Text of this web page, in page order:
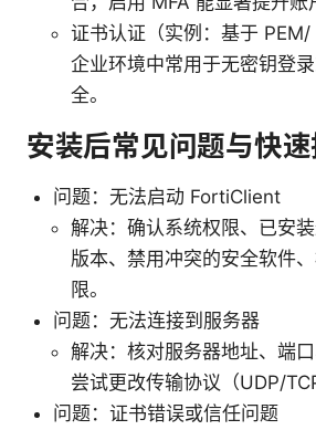
证书认证（实例：基于 PEM/
企业环境中常用于无密钥登
全。
安装后常见问题与快
问题：无法启动 FortiClient
解决：确认系统权限、已安
版本、禁用冲突的安全软件
限。
问题：无法连接到服务器
解决：核对服务器地址、端口
尝试更改传输协议（UDP/
问题：证书错误或信任问题